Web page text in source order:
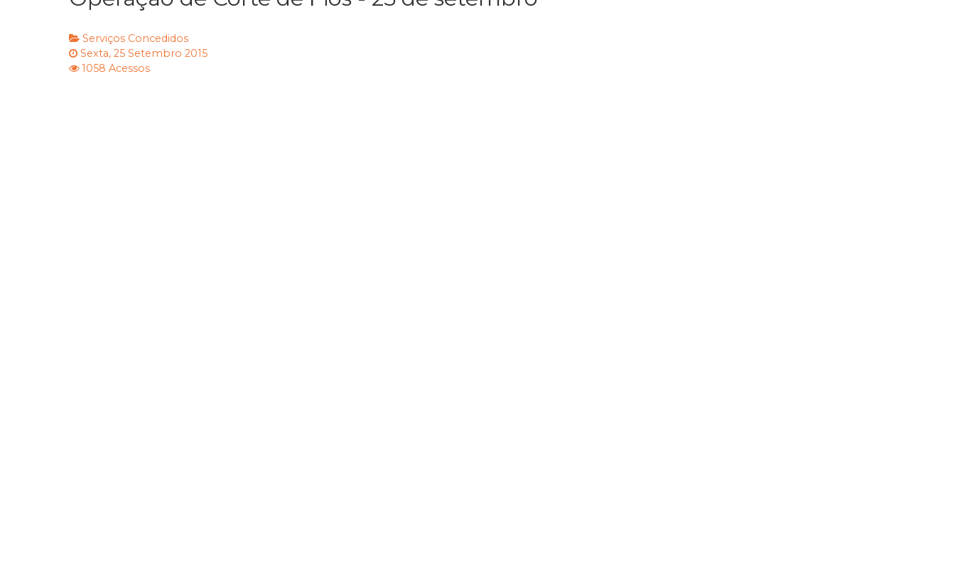
Serviços Concedidos
Sexta, 25 Setembro 2015
1058 Acessos